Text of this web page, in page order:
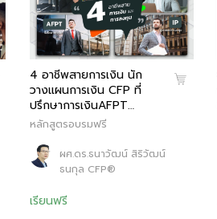
4 อาชีพสายการเงิน นัก
วางแผนการเงิน CFP ที่
ปรึกษาการเงินAFPT…
หลักสูตรอบรมฟรี
ผศ.ดร.ธนาวัฒน์ สิริวัฒน์
ธนกุล CFP®
เรียนฟรี